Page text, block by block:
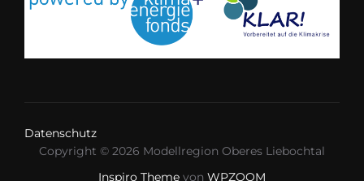
Datenschutz
Copyright © 2026 Modellregion Oberes Liebochtal
Inspiro Theme von WPZOOM